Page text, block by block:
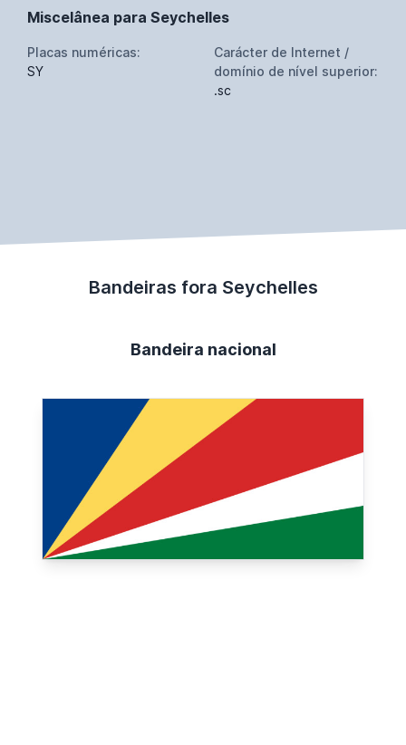
Miscelânea para Seychelles
Placas numéricas:
SY
Carácter de Internet /
domínio de nível superior:
.sc
Bandeiras fora Seychelles
Bandeira nacional